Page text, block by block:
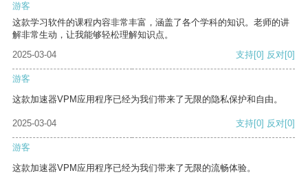
游客
这款学习软件的课程内容非常丰富，涵盖了各个学科的知识。老师的讲
解非常生动，让我能够轻松理解知识点。
2025-03-04
支持[0] 反对[0]
游客
这款加速器VPM应用程序已经为我们带来了无限的隐私保护和自由。
2025-03-04 支持[0] 反对[0]
游客
这款加速器VPM应用程序已经为我们带来了无限的流畅体验。